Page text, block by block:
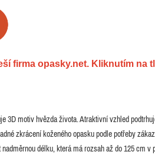
firma opasky.net. Kliknutím na
3D motiv hvězda života. Atraktivní vzhled
zkrácení koženého opasku podle potřeby
délku, která má rozsah až do 125 cm v